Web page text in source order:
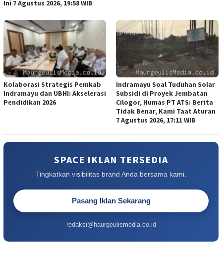
Ini 7 Agustus 2026, 19:58 WIB
Kolaborasi Strategis Pemkab
Indramayu dan UBHI: Akselerasi
Pendidikan 2026
Indramayu Soal Tuduhan Solar
Subsidi di Proyek Jembatan
Cilogor, Humas PT ATS: Berita
Tidak Benar, Kami Taat Aturan
7 Agustus 2026, 17:11 WIB
SPACE IKLAN TERSEDIA
Tingkatkan visibilitas brand Anda bersama kami.
Pasang Iklan Sekarang
redaksi@haurgeulismedia.co.id